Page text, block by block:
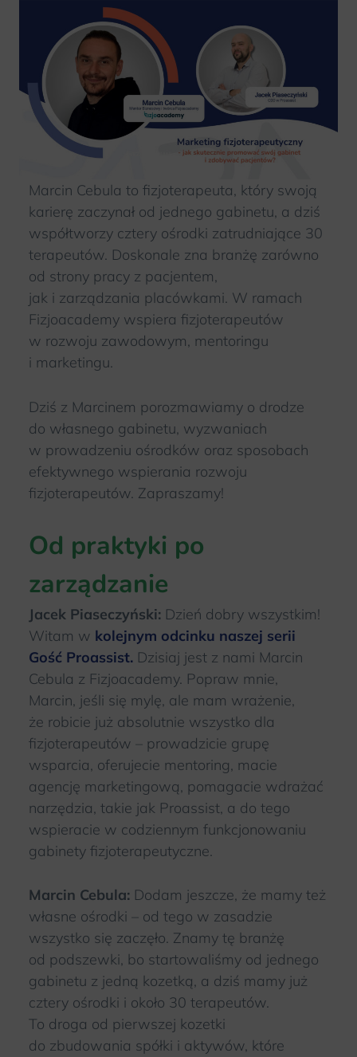
Marcin Cebula to fizjoterapeuta, który swoją
karierę zaczynał od jednego gabinetu, a dziś
współtworzy cztery ośrodki zatrudniające 30
terapeutów. Doskonale zna branżę zarówno
od strony pracy z pacjentem,
jak i zarządzania placówkami. W ramach
Fizjoacademy wspiera fizjoterapeutów
w rozwoju zawodowym, mentoringu
i marketingu.
Dziś z Marcinem porozmawiamy o drodze
do własnego gabinetu, wyzwaniach
w prowadzeniu ośrodków oraz sposobach
efektywnego wspierania rozwoju
fizjoterapeutów. Zapraszamy!
Od praktyki po
zarządzanie
Jacek Piaseczyński: Dzień dobry wszystkim!
Witam w kolejnym odcinku naszej serii
Gość Proassist. Dzisiaj jest z nami Marcin
Cebula z Fizjoacademy. Popraw mnie,
Marcin, jeśli się mylę, ale mam wrażenie,
że robicie już absolutnie wszystko dla
fizjoterapeutów – prowadzicie grupę
wsparcia, oferujecie mentoring, macie
agencję marketingową, pomagacie wdrażać
narzędzia, takie jak Proassist, a do tego
wspieracie w codziennym funkcjonowaniu
gabinety fizjoterapeutyczne.
Marcin Cebula: Dodam jeszcze, że mamy też
własne ośrodki – od tego w zasadzie
wszystko się zaczęło. Znamy tę branżę
od podszewki, bo startowaliśmy od jednego
gabinetu z jedną kozetką, a dziś mamy już
cztery ośrodki i około 30 terapeutów.
To droga od pierwszej kozetki
do zbudowania spółki i aktywów, które